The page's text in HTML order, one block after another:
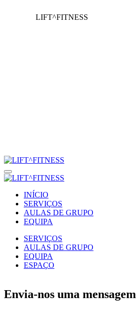
LIFT^FITNESS
INÍCIO
SERVIÇOS
AULAS DE GRUPO
EQUIPA
SERVIÇOS
AULAS DE GRUPO
EQUIPA
ESPAÇO
Envia-nos uma mensagem